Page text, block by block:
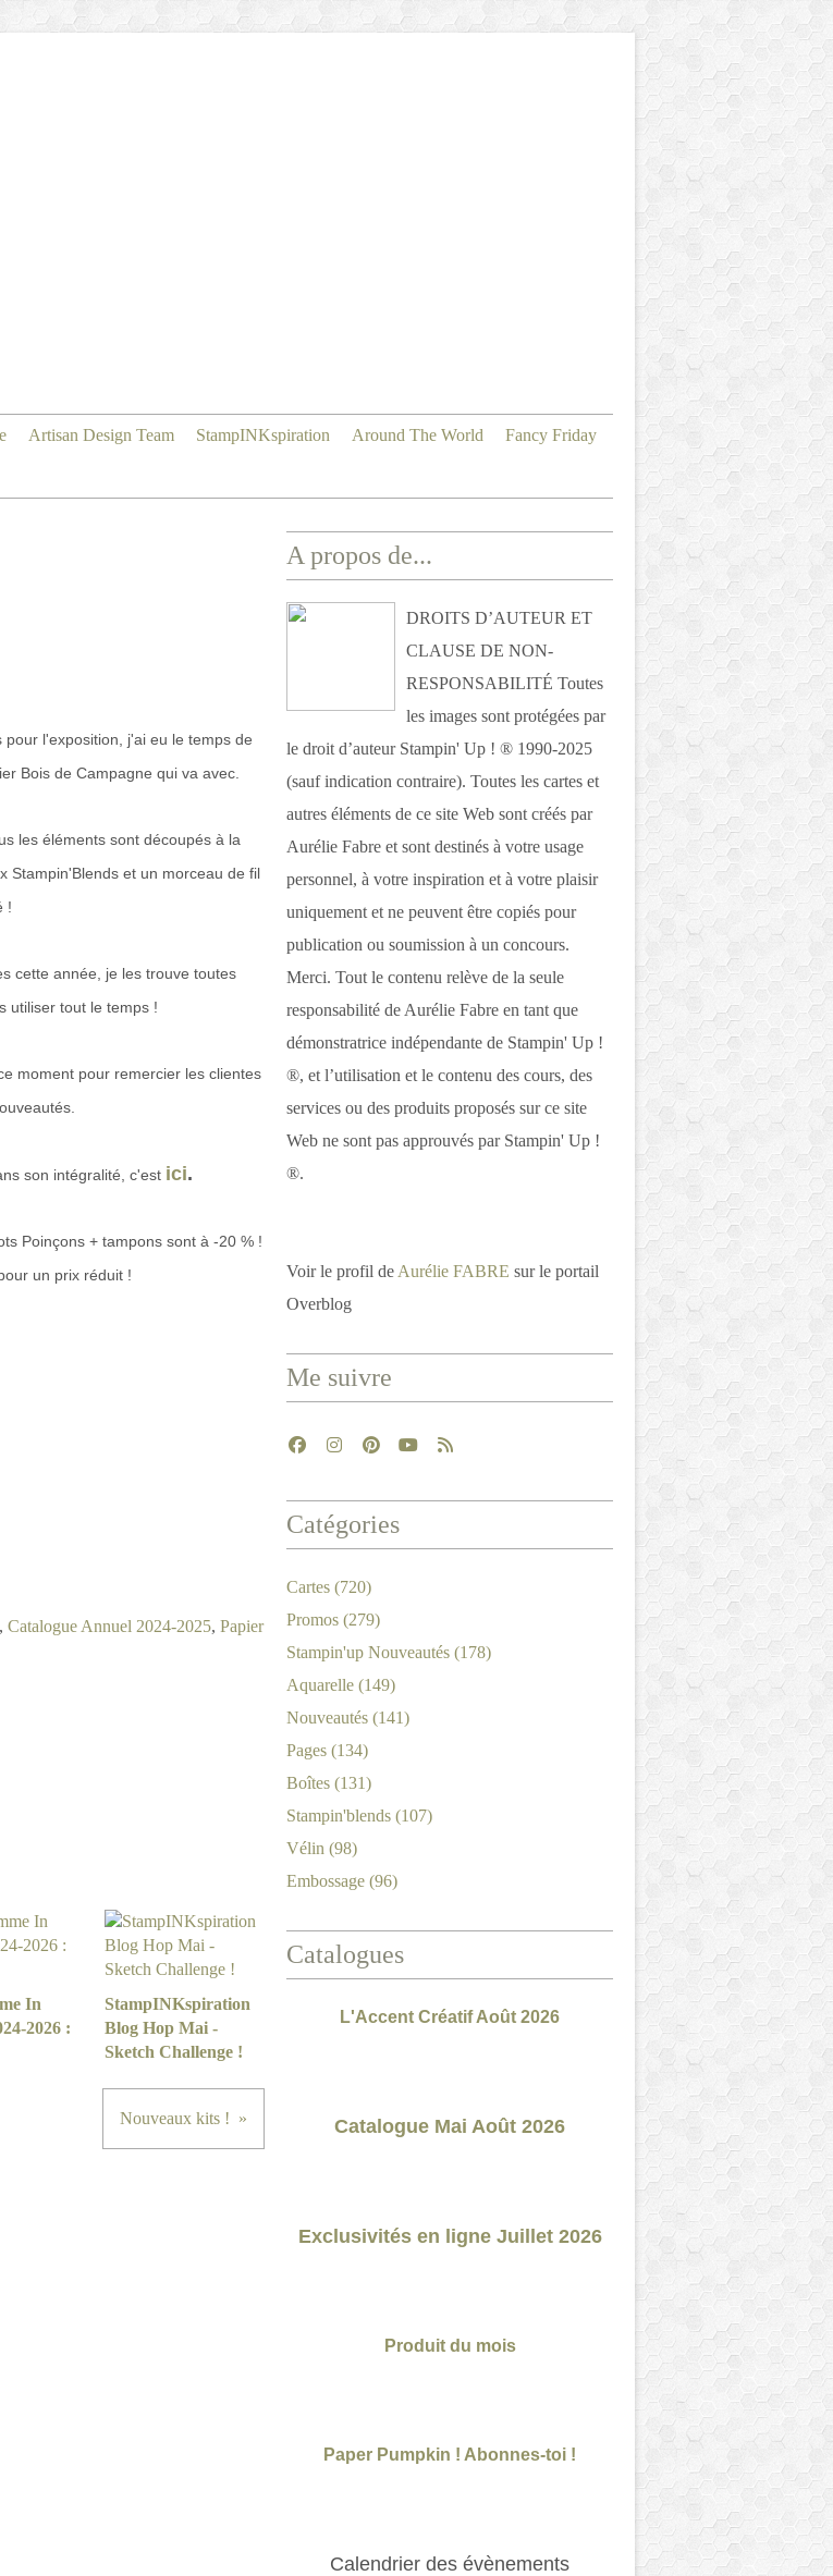
Artisan Design Team StampINKspiration Around The World Fancy Friday
l'exposition, j'ai eu le temps de
Bois de Campagne qui va avec.
les éléments sont découpés à la
Stampin'Blends et un morceau de fil
!
cette année, je les trouve toutes
utiliser tout le temps !
moment pour remercier les clientes
son intégralité, c'est ici.
Poinçons + tampons sont à -20 % !
un prix réduit !
, Catalogue Annuel 2024-2025, Papier
In
2026 :
StampINKspiration
Blog Hop Mai -
Sketch Challenge !
Nouveaux kits !
A propos de...
DROITS D’AUTEUR ET
CLAUSE DE NON-
RESPONSABILITÉ Toutes
les images sont protégées par
le droit d’auteur Stampin' Up ! ® 1990-2025
(sauf indication contraire). Toutes les cartes et
autres éléments de ce site Web sont créés par
Aurélie Fabre et sont destinés à votre usage
personnel, à votre inspiration et à votre plaisir
uniquement et ne peuvent être copiés pour
publication ou soumission à un concours.
Merci. Tout le contenu relève de la seule
responsabilité de Aurélie Fabre en tant que
démonstratrice indépendante de Stampin' Up !
®, et l’utilisation et le contenu des cours, des
services ou des produits proposés sur ce site
Web ne sont pas approuvés par Stampin' Up !
®.
Voir le profil de Aurélie FABRE sur le portail
Overblog
Me suivre
Catégories
Cartes (720)
Promos (279)
Stampin'up Nouveautés (178)
Aquarelle (149)
Nouveautés (141)
Pages (134)
Boîtes (131)
Stampin'blends (107)
Vélin (98)
Embossage (96)
Catalogues
L'Accent Créatif Août 2026
Catalogue Mai Août 2026
Exclusivités en ligne Juillet 2026
Produit du mois
Paper Pumpkin ! Abonnes-toi !
Calendrier des évènements